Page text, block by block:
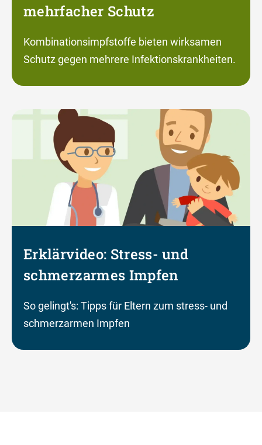
mehrfacher Schutz
Kombinationsimpfstoffe bieten wirksamen
Schutz gegen mehrere Infektionskrankheiten.
Erklärvideo: Stress- und
schmerzarmes Impfen
So gelingt's: Tipps für Eltern zum stress- und
schmerzarmen Impfen